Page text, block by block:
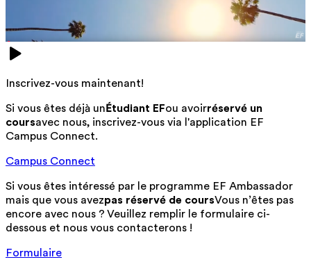
Inscrivez-vous maintenant!
Si vous êtes déjà unÉtudiant EFou avoirréservé un
coursavec nous, inscrivez-vous via l'application EF
Campus Connect.
Campus Connect
Si vous êtes intéressé par le programme EF Ambassador
mais que vous avezpas réservé de coursVous n’êtes pas
encore avec nous ? Veuillez remplir le formulaire ci-
dessous et nous vous contacterons !
Formulaire